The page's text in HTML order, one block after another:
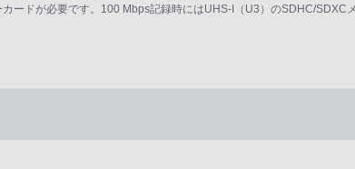
ードが必要です。100 Mbps記録時にはUHS-I（U3）のSDHC/SDXC